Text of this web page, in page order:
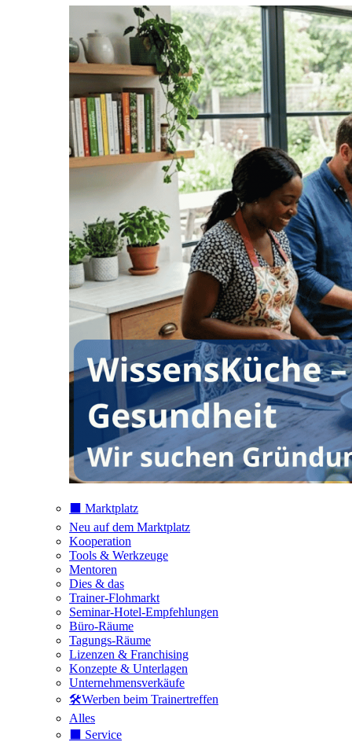
⬛️ Marktplatz
Neu auf dem Marktplatz
Kooperation
Tools & Werkzeuge
Mentoren
Dies & das
Trainer-Flohmarkt
Seminar-Hotel-Empfehlungen
Büro-Räume
Tagungs-Räume
Lizenzen & Franchising
Konzepte & Unterlagen
Unternehmensverkäufe
🛠️Werben beim Trainertreffen
Alles
⬛️ Service